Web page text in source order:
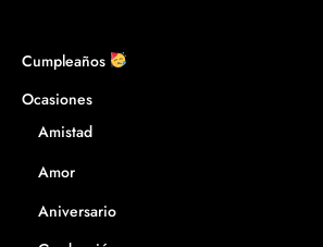
Cumpleaños
Ocasiones
Amistad
Amor
Aniversario